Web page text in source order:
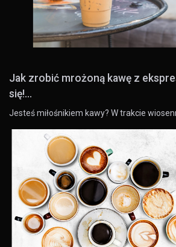
Jak zrobić mrożoną kawę z
się!...
Jesteś miłośnikiem kawy? W trakcie